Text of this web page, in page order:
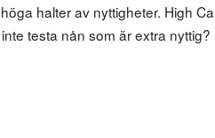
halter av nyttigheter. High
testa nån som är extra